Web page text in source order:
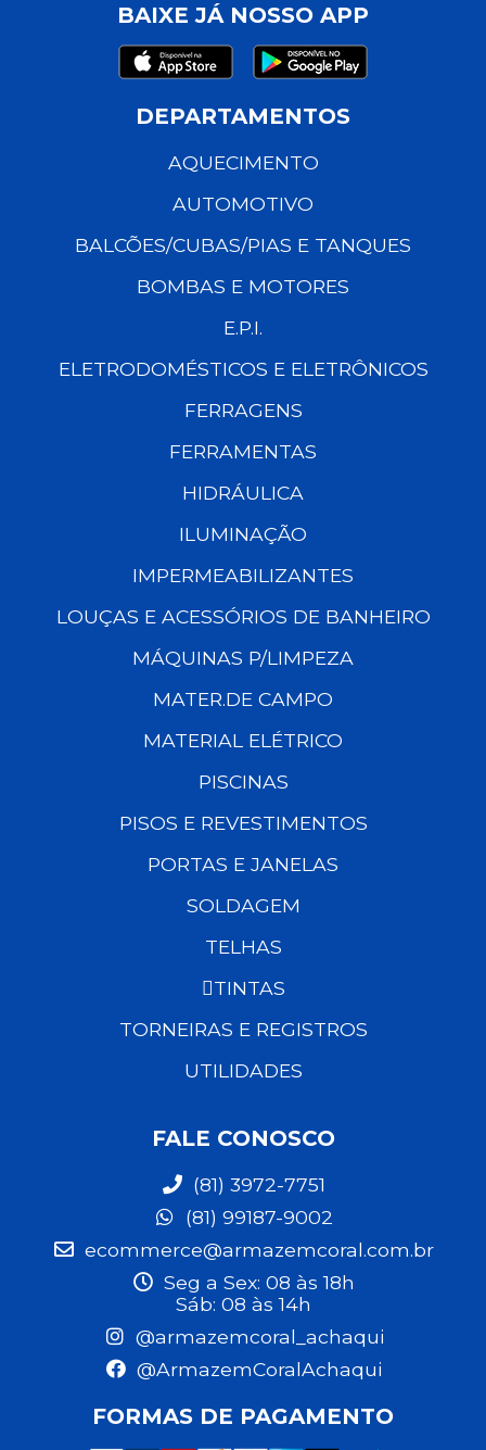
BAIXE JÁ NOSSO APP
DEPARTAMENTOS
AQUECIMENTO
AUTOMOTIVO
BALCÕES/CUBAS/PIAS E TANQUES
BOMBAS E MOTORES
E.P.I.
ELETRODOMÉSTICOS E ELETRÔNICOS
FERRAGENS
FERRAMENTAS
HIDRÁULICA
ILUMINAÇÃO
IMPERMEABILIZANTES
LOUÇAS E ACESSÓRIOS DE BANHEIRO
MÁQUINAS P/LIMPEZA
MATER.DE CAMPO
MATERIAL ELÉTRICO
PISCINAS
PISOS E REVESTIMENTOS
PORTAS E JANELAS
SOLDAGEM
TELHAS
TINTAS
TORNEIRAS E REGISTROS
UTILIDADES
FALE CONOSCO
(81) 3972-7751
(81) 99187-9002
ecommerce@armazemcoral.com.br
Seg a Sex: 08 às 18h
Sáb: 08 às 14h
@armazemcoral_achaqui
@ArmazemCoralAchaqui
FORMAS DE PAGAMENTO